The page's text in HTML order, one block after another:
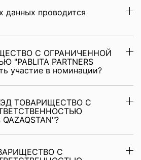
данных проводится
С ОГРАНИЧЕННОЙ
PARTNERS
участие в номинации?
ТОВАРИЩЕСТВО С
QAZAQSTAN"?
С